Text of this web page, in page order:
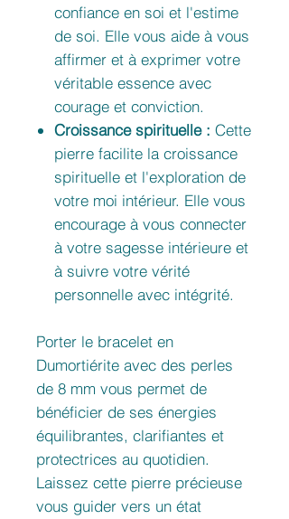
confiance en soi et l'estime
de soi. Elle vous aide à vous
affirmer et à exprimer votre
véritable essence avec
courage et conviction.
Croissance spirituelle : Cette
pierre facilite la croissance
spirituelle et l'exploration de
votre moi intérieur. Elle vous
encourage à vous connecter
à votre sagesse intérieure et
à suivre votre vérité
personnelle avec intégrité.
Porter le bracelet en
Dumortiérite avec des perles
de 8 mm vous permet de
bénéficier de ses énergies
équilibrantes, clarifiantes et
protectrices au quotidien.
Laissez cette pierre précieuse
vous guider vers un état